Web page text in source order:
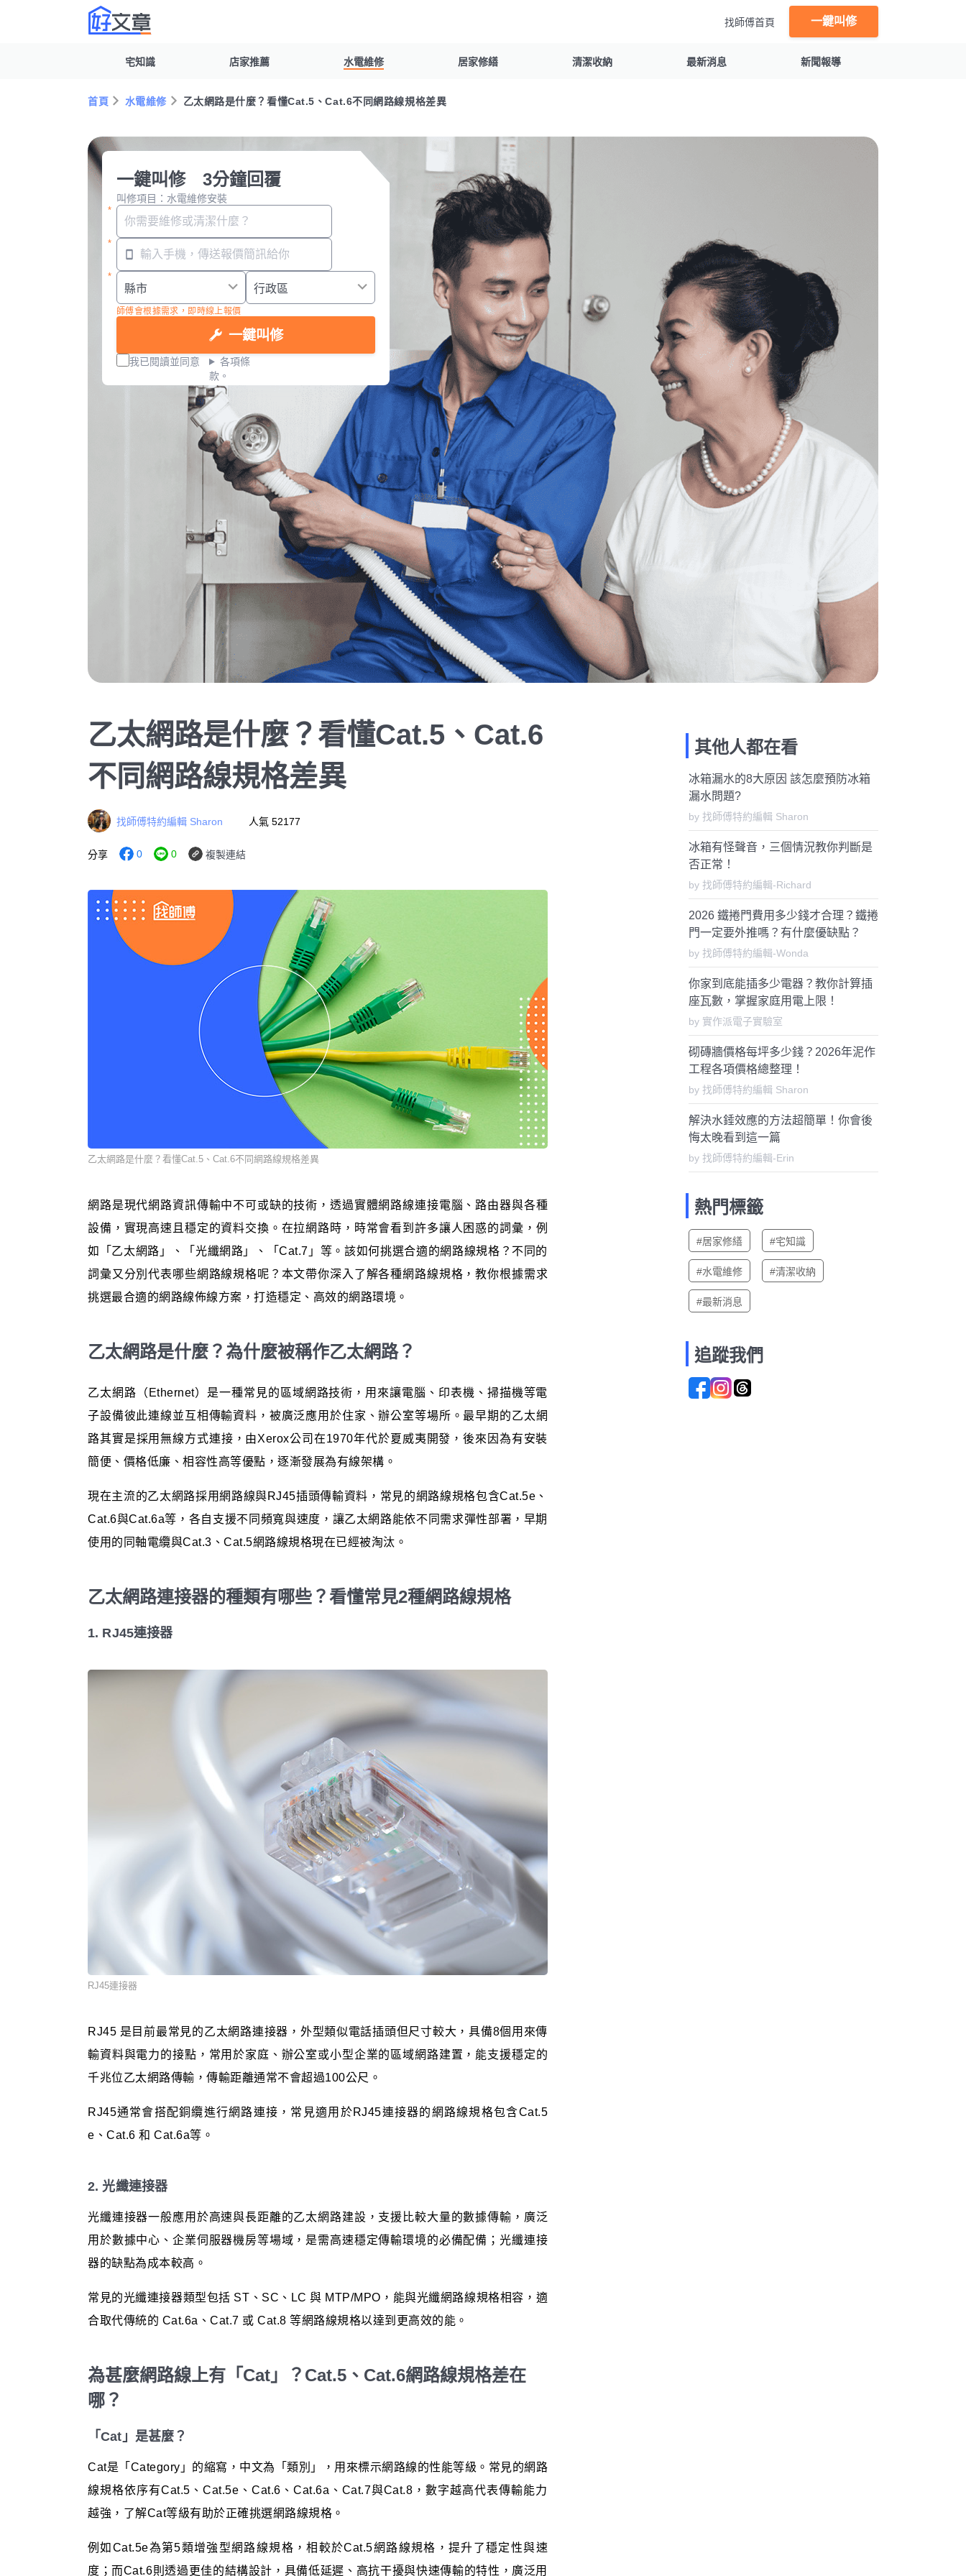
找師傅首頁 一鍵叫修
宅知識 店家推薦 水電維修 居家修繕 清潔收納 最新消息 新聞報導
首頁 水電維修 乙太網路是什麼？看懂Cat.5、Cat.6不同網路線規格差異
一鍵叫修 3分鐘回覆
叫修項目：水電維修安裝
師傅會根據需求，即時線上報價
一鍵叫修
我已閱讀並同意
各項條
款。
乙太網路是什麼？看懂Cat.5、Cat.6
不同網路線規格差異
找師傅特約編輯 Sharon 人氣 52177
分享 0 0 複製連結
乙太網路是什麼？看懂Cat.5、Cat.6不同網路線規格差異
網路是現代網路資訊傳輸中不可或缺的技術，透過實體網路線連接電腦、路由器與各種
設備，實現高速且穩定的資料交換。在拉網路時，時常會看到許多讓人困惑的詞彙，例
如「乙太網路」、「光纖網路」、「Cat.7」等。該如何挑選合適的網路線規格？不同的
詞彙又分別代表哪些網路線規格呢？本文帶你深入了解各種網路線規格，教你根據需求
挑選最合適的網路線佈線方案，打造穩定、高效的網路環境。
乙太網路是什麼？為什麼被稱作乙太網路？
乙太網路（Ethernet）是一種常見的區域網路技術，用來讓電腦、印表機、掃描機等電
子設備彼此連線並互相傳輸資料，被廣泛應用於住家、辦公室等場所。最早期的乙太網
路其實是採用無線方式連接，由Xerox公司在1970年代於夏威夷開發，後來因為有安裝
簡便、價格低廉、相容性高等優點，逐漸發展為有線架構。
現在主流的乙太網路採用網路線與RJ45插頭傳輸資料，常見的網路線規格包含Cat.5e、
Cat.6與Cat.6a等，各自支援不同頻寬與速度，讓乙太網路能依不同需求彈性部署，早期
使用的同軸電纜與Cat.3、Cat.5網路線規格現在已經被淘汰。
乙太網路連接器的種類有哪些？看懂常見2種網路線規格
1. RJ45連接器
RJ45連接器
RJ45 是目前最常見的乙太網路連接器，外型類似電話插頭但尺寸較大，具備8個用來傳
輸資料與電力的接點，常用於家庭、辦公室或小型企業的區域網路建置，能支援穩定的
千兆位乙太網路傳輸，傳輸距離通常不會超過100公尺。
RJ45通常會搭配銅纜進行網路連接，常見適用於RJ45連接器的網路線規格包含Cat.5
e、Cat.6 和 Cat.6a等。
2. 光纖連接器
光纖連接器一般應用於高速與長距離的乙太網路建設，支援比較大量的數據傳輸，廣泛
用於數據中心、企業伺服器機房等場域，是需高速穩定傳輸環境的必備配備；光纖連接
器的缺點為成本較高。
常見的光纖連接器類型包括 ST、SC、LC 與 MTP/MPO，能與光纖網路線規格相容，適
合取代傳統的 Cat.6a、Cat.7 或 Cat.8 等網路線規格以達到更高效的能。
為甚麼網路線上有「Cat」？Cat.5、Cat.6網路線規格差在
哪？
「Cat」是甚麼？
Cat是「Category」的縮寫，中文為「類別」，用來標示網路線的性能等級。常見的網路
線規格依序有Cat.5、Cat.5e、Cat.6、Cat.6a、Cat.7與Cat.8，數字越高代表傳輸能力
越強，了解Cat等級有助於正確挑選網路線規格。
例如Cat.5e為第5類增強型網路線規格，相較於Cat.5網路線規格，提升了穩定性與速
度；而Cat.6則透過更佳的結構設計，具備低延遲、高抗干擾與快速傳輸的特性，廣泛用
其他人都在看
冰箱漏水的8大原因 該怎麼預防冰箱
漏水問題?
by 找師傅特約編輯 Sharon
冰箱有怪聲音，三個情況教你判斷是
否正常！
by 找師傅特約編輯-Richard
2026 鐵捲門費用多少錢才合理？鐵捲
門一定要外推嗎？有什麼優缺點？
by 找師傅特約編輯-Wonda
你家到底能插多少電器？教你計算插
座瓦數，掌握家庭用電上限！
by 實作派電子實驗室
砌磚牆價格每坪多少錢？2026年泥作
工程各項價格總整理！
by 找師傅特約編輯 Sharon
解決水錘效應的方法超簡單！你會後
悔太晚看到這一篇
by 找師傅特約編輯-Erin
熱門標籤
#居家修繕 #宅知識
#水電維修 #清潔收納
#最新消息
追蹤我們